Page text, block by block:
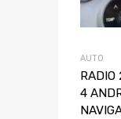
AUTO
RADIO
4